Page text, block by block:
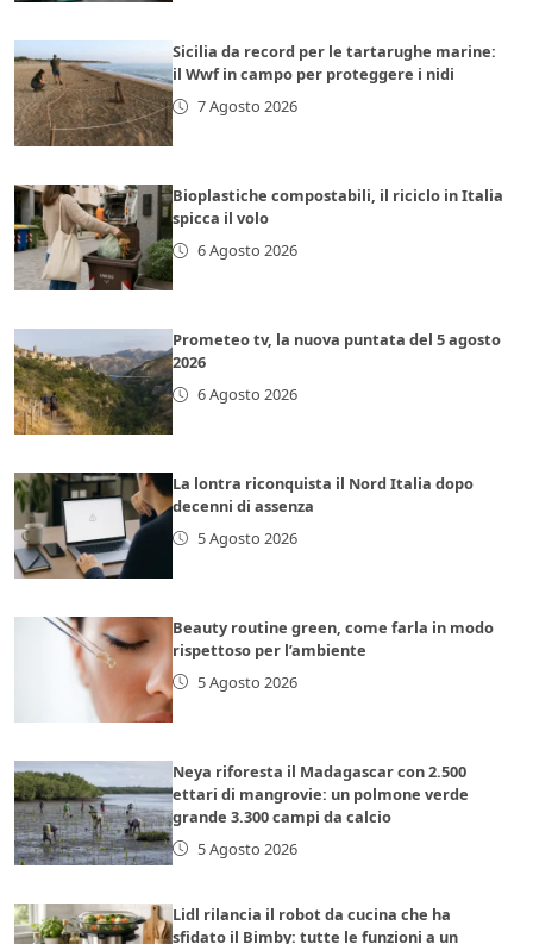
Sicilia da record per le tartarughe marine:
il Wwf in campo per proteggere i nidi
7 Agosto 2026
Bioplastiche compostabili, il riciclo in Italia
spicca il volo
6 Agosto 2026
Prometeo tv, la nuova puntata del 5 agosto
2026
6 Agosto 2026
La lontra riconquista il Nord Italia dopo
decenni di assenza
5 Agosto 2026
Beauty routine green, come farla in modo
rispettoso per l’ambiente
5 Agosto 2026
Neya riforesta il Madagascar con 2.500
ettari di mangrovie: un polmone verde
grande 3.300 campi da calcio
5 Agosto 2026
Lidl rilancia il robot da cucina che ha
sfidato il Bimby: tutte le funzioni a un